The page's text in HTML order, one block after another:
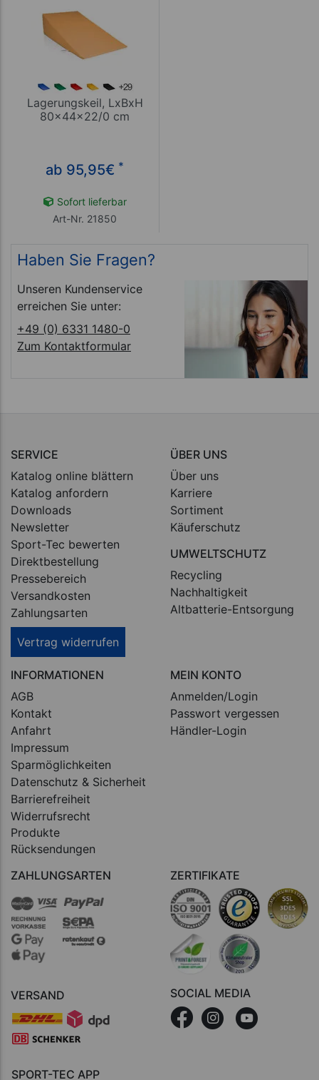
Lagerungskeil, LxBxH
80x44x22/0 cm
ab 95,95€ *
Sofort lieferbar
Art-Nr. 21850
Haben Sie Fragen?
Unseren Kundenservice
erreichen Sie unter:
+49 (0) 6331 1480-0
Zum Kontaktformular
SERVICE
Katalog online blättern
Katalog anfordern
Downloads
Newsletter
Sport-Tec bewerten
Direktbestellung
Pressebereich
Versandkosten
Zahlungsarten
Vertrag widerrufen
ÜBER UNS
Über uns
Karriere
Sortiment
Käuferschutz
UMWELTSCHUTZ
Recycling
Nachhaltigkeit
Altbatterie-Entsorgung
INFORMATIONEN
AGB
Kontakt
Anfahrt
Impressum
Sparmöglichkeiten
Datenschutz & Sicherheit
Barrierefreiheit
Widerrufsrecht
Produkte
Rücksendungen
MEIN KONTO
Anmelden/Login
Passwort vergessen
Händler-Login
ZAHLUNGSARTEN
VERSAND
ZERTIFIKATE
SOCIAL MEDIA
SPORT-TEC APP